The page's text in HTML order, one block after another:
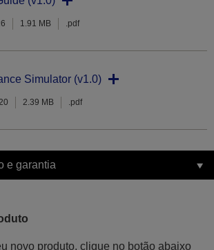
1.91 MB .pdf
Simulator (v1.0)
2.39 MB .pdf
e garantia
novo produto, clique no botão abaixo